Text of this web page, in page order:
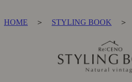
HOME ＞ STYLING BOOK ＞